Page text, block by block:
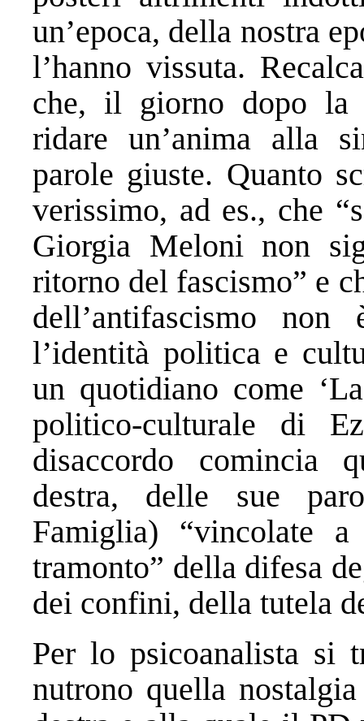
un’epoca, della nostra
l’hanno vissuta.
che, il giorno dopo la
ridare un’anima alla
parole giuste. Quanto
verissimo, ad es., che
Giorgia Meloni non
ritorno del fascismo” e
dell’antifascismo
l’identità politica e
un quotidiano come
politico-culturale di
disaccordo comincia
destra, delle sue
Famiglia) “vincolate
tramonto” della difesa
dei confini, della tutela
Per lo psicoanalista si
nutrono quella